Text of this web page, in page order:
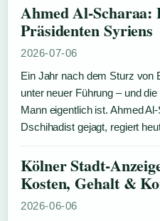
Ahmed Al-Scharaa:
Präsidenten Syriens
2026-07-06
Ein Jahr nach dem Sturz von
unter neuer Führung – und
Mann eigentlich ist. Ahmed
Dschihadist gejagt, regiert
Kölner Stadt-
Kosten, Gehalt &
2026-06-06